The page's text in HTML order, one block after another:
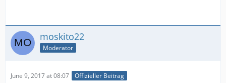
moskito22
Moderator
June 9, 2017 at 08:07 Offizieller Beitrag